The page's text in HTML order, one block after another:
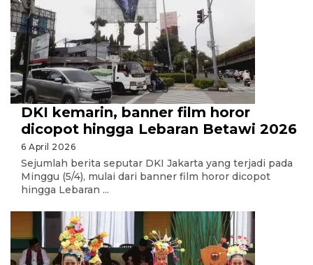
DKI kemarin, banner film horor
dicopot hingga Lebaran Betawi 2026
6 April 2026
Sejumlah berita seputar DKI Jakarta yang terjadi pada
Minggu (5/4), mulai dari banner film horor dicopot
hingga Lebaran ...